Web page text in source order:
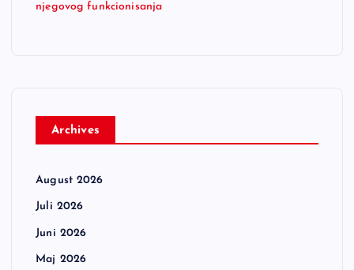
njegovog funkcionisanja
Archives
August 2026
Juli 2026
Juni 2026
Maj 2026